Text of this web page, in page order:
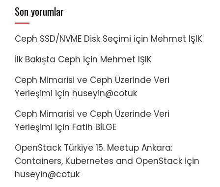
Son yorumlar
Ceph SSD/NVME Disk Seçimi için Mehmet IŞIK
İlk Bakışta Ceph için Mehmet IŞIK
Ceph Mimarisi ve Ceph Üzerinde Veri
Yerleşimi için huseyin@cotuk
Ceph Mimarisi ve Ceph Üzerinde Veri
Yerleşimi için Fatih BİLGE
OpenStack Türkiye 15. Meetup Ankara:
Containers, Kubernetes and OpenStack için
huseyin@cotuk